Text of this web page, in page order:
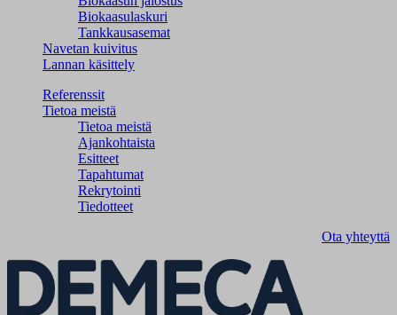
Biokaasulaskuri
Tankkausasemat
Navetan kuivitus
Lannan käsittely
Referenssit
Tietoa meistä
Tietoa meistä
Ajankohtaista
Esitteet
Tapahtumat
Rekrytointi
Tiedotteet
Ota yhteyttä